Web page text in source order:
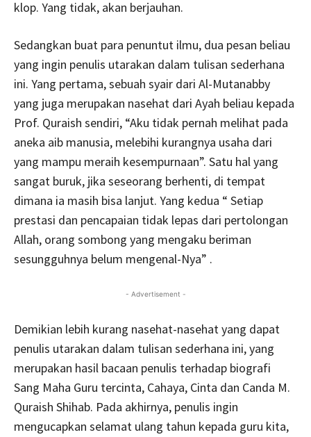
klop. Yang tidak, akan berjauhan.
Sedangkan buat para penuntut ilmu, dua pesan beliau
yang ingin penulis utarakan dalam tulisan sederhana
ini. Yang pertama, sebuah syair dari Al-Mutanabby
yang juga merupakan nasehat dari Ayah beliau kepada
Prof. Quraish sendiri, “Aku tidak pernah melihat pada
aneka aib manusia, melebihi kurangnya usaha dari
yang mampu meraih kesempurnaan”. Satu hal yang
sangat buruk, jika seseorang berhenti, di tempat
dimana ia masih bisa lanjut. Yang kedua “ Setiap
prestasi dan pencapaian tidak lepas dari pertolongan
Allah, orang sombong yang mengaku beriman
sesungguhnya belum mengenal-Nya” .
- Advertisement -
Demikian lebih kurang nasehat-nasehat yang dapat
penulis utarakan dalam tulisan sederhana ini, yang
merupakan hasil bacaan penulis terhadap biografi
Sang Maha Guru tercinta, Cahaya, Cinta dan Canda M.
Quraish Shihab. Pada akhirnya, penulis ingin
mengucapkan selamat ulang tahun kepada guru kita,